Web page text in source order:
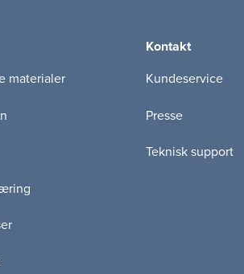
materialer
Kontakt
Kundeservice
Presse
Teknisk support